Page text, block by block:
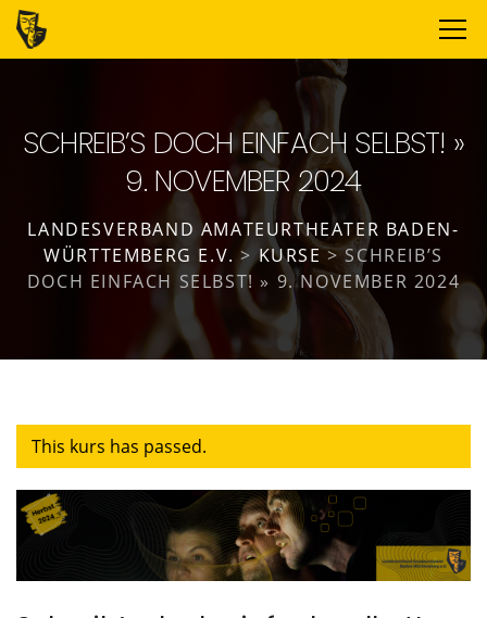
SCHREIB’S DOCH EINFACH SELBST! »
9. NOVEMBER 2024
LANDESVERBAND AMATEURTHEATER BADEN-
WÜRTTEMBERG E.V. >KURSE>SCHREIB’S
DOCH EINFACH SELBST! » 9. NOVEMBER 2024
This kurs has passed.